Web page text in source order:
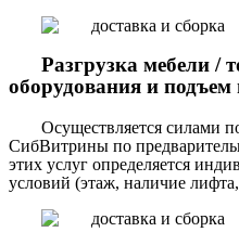
Разгрузка мебели /
оборудования и подъем
Осуществляется силами
СибВитрины по
этих услуг определяется
условий (этаж, наличие